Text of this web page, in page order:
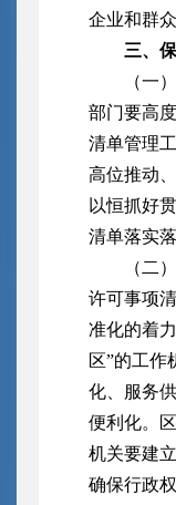
企业和群
三、
（一
部门要高
清单管理
高位推动
以恒抓好
清单落实
（二
许可事项
准化的着
区”的工作
化、服务
便利化。
机关要建
确保行政